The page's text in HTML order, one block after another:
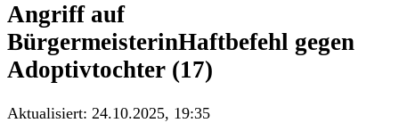
Angriff auf
BürgermeisterinHaftbefehl gegen
Adoptivtochter (17)
Aktualisiert: 24.10.2025, 19:35